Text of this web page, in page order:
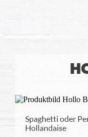
Spaghetti oder
Hollandaise